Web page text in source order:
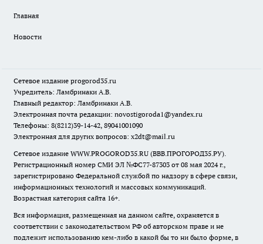
Главная
Новости
Сетевое издание progorod35.ru
Учредитель: Ламбринаки А.В.
Главный редактор: Ламбринаки А.В.
Электронная почта редакции: novostigoroda1@yandex.ru
Телефоны: 8(8212)39-14-42, 89041001090
Электронная для других вопросов: x2dt@mail.ru
Сетевое издание WWW.PROGOROD35.RU (ВВВ.ПРОГОРОД35.РУ).
Регистрационный номер СМИ ЭЛ №ФС77-87303 от 08 мая 2024 г.,
зарегистрировано Федеральной службой по надзору в сфере связи,
информационных технологий и массовых коммуникаций.
Возрастная категория сайта 16+.
Вся информация, размещенная на данном сайте, охраняется в
соответствии с законодательством РФ об авторском праве и не
подлежит использованию кем-либо в какой бы то ни было форме, в